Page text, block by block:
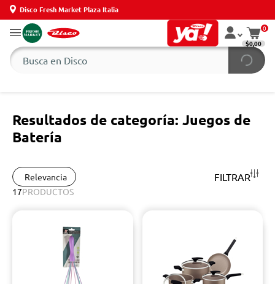
Disco Fresh Market Plaza Italia
0
$0,00
Resultados de categoría: Juegos de
Batería
Relevancia FILTRAR
17PRODUCTOS